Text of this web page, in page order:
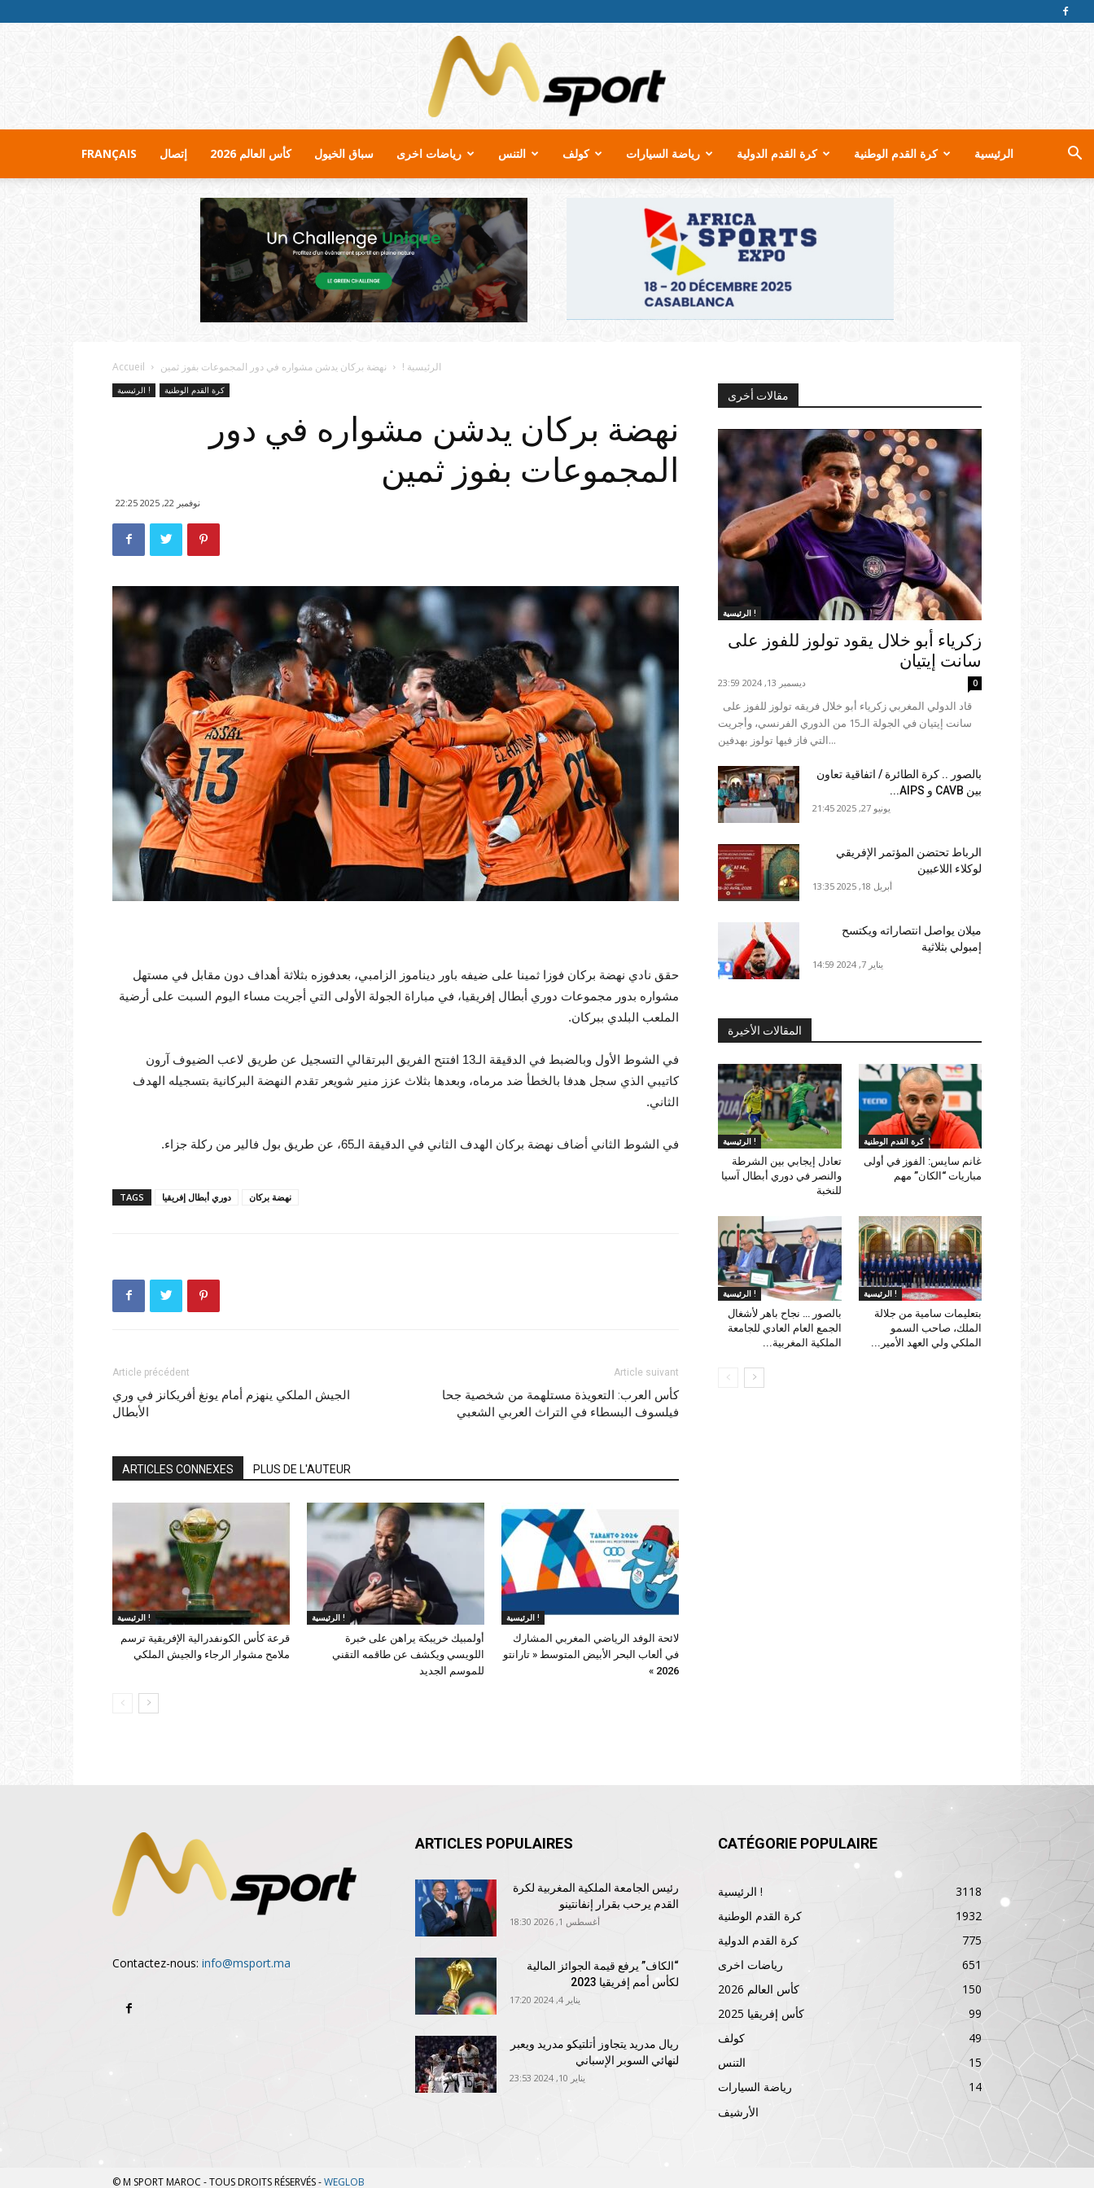
MSport.ma
FRANÇAIS إتصال كأس العالم 2026 سباق الخيول رياضات اخرى التنس كولف رياضة السيارات كرة القدم الدولية كرة القدم الوطنية الرئيسية
Accueil الرئيسية ! نهضة بركان يدشن مشواره في دور المجموعات بفوز ثمين
الرئيسية ! كرة القدم الوطنية
نهضة بركان يدشن مشواره في دور
المجموعات بفوز ثمين
نوفمبر 22, 2025 22:25
حقق نادي نهضة بركان فوزا ثمينا على ضيفه باور ديناموز الزامبي، بعدفوزه بثلاثة أهداف دون مقابل في مستهل
مشواره بدور مجموعات دوري أبطال إفريقيا، في مباراة الجولة الأولى التي أجريت مساء اليوم السبت على أرضية
الملعب البلدي ببركان.
في الشوط الأول وبالضبط في الدقيقة الـ13 افتتح الفريق البرتقالي التسجيل عن طريق لاعب الضيوف آرون
كاتيبي الذي سجل هدفا بالخطأ ضد مرماه، وبعدها بثلاث عزز منير شويعر تقدم النهضة البركانية بتسجيله الهدف
الثاني.
في الشوط الثاني أضاف نهضة بركان الهدف الثاني في الدقيقة الـ65، عن طريق بول فالير من ركلة جزاء.
TAGS دوري أبطال إفريقيا نهضة بركان
Article précédent
الجيش الملكي ينهزم أمام يونغ أفريكانز في وري
الأبطال
Article suivant
كأس العرب: التعويذة مستلهمة من شخصية جحا
فيلسوف البسطاء في التراث العربي الشعبي
ARTICLES CONNEXES PLUS DE L'AUTEUR
الرئيسية !
قرعة كأس الكونفدرالية الإفريقية ترسم
ملامح مشوار الرجاء والجيش الملكي
الرئيسية !
أولمبيك خريبكة يراهن على خبرة
اللويسي ويكشف عن طاقمه التقني
للموسم الجديد
الرئيسية !
لائحة الوفد الرياضي المغربي المشارك
في ألعاب البحر الأبيض المتوسط « تارانتو
2026 »
مقالات أخرى
الرئيسية !
زكرياء أبو خلال يقود تولوز للفوز على
سانت إيتيان
ديسمبر 13, 2024 23:59 0
سانت إيتيان في الجولة الـ15 من الدوري الفرنسي، وأجريت
التي فاز فيها تولوز بهدفين...
بالصور .. كرة الطائرة / اتفاقية تعاون
بين CAVB و AIPS...
يونيو 27, 2025 21:45
الرباط تحتضن المؤتمر الإفريقي
لوكلاء اللاعبين
أبريل 18, 2025 13:35
ميلان يواصل انتصاراته ويكتسح
إمبولي بثلاثية
يناير 7, 2024 14:59
المقالات الأخيرة
الرئيسية !
تعادل إيجابي بين الشرطة
والنصر في دوري أبطال آسيا
للنخبة
كرة القدم الوطنية
غانم سايس: الفوز في أولى
مباريات “الكان” مهم
الرئيسية !
بالصور … نجاح باهر لأشغال
الجمع العام العادي للجامعة
الملكية المغربية...
الرئيسية !
بتعليمات سامية من جلالة
الملك، صاحب السمو
الملكي ولي العهد الأمير...
Contactez-nous: info@msport.ma
ARTICLES POPULAIRES
رئيس الجامعة الملكية المغربية لكرة
القدم يرحب بقرار إنفانتينو
أغسطس 1, 2026 18:30
“الكاف” يرفع قيمة الجوائز المالية
لكأس أمم إفريقيا 2023
يناير 4, 2024 17:20
ريال مدريد يتجاوز أتلتيكو مدريد ويعبر
لنهائي السوبر الإسباني
يناير 10, 2024 23:53
CATÉGORIE POPULAIRE
الرئيسية !
3118
كرة القدم الوطنية
1932
كرة القدم الدولية
775
رياضات اخرى
651
كأس العالم 2026
150
كأس إفريقيا 2025
99
كولف
49
التنس
15
رياضة السيارات
14
الأرشيف
© M SPORT MAROC - TOUS DROITS RÉSERVÉS -WEGLOB